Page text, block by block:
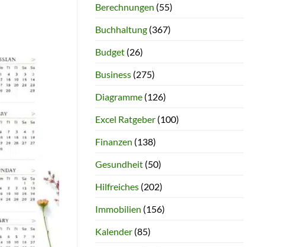
Berechnungen (55)
Buchhaltung(367)
Budget(26)
Business(275)
Diagramme(126)
Excel Ratgeber(100)
Finanzen (138)
Gesundheit(50)
Hilfreiches(202)
Immobilien (156)
Kalender(85)